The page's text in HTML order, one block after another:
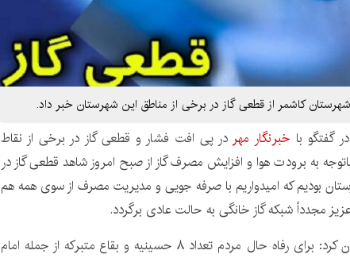
شهرستان کاشمر از قطعی گاز در برخی از مناطق این شهرستان خبر داد.
گفتگو با خبرنگار مهر در پی افت فشار و قطعی گاز در برخی از نقاط
به برودت هوا و افزایش مصرف گاز از صبح امروز شاهد قطعی گاز در
بودیم که امیدواریم با صرفه جویی و مدیریت مصرف از سوی همه هم
مجدداً شبکه گاز خانگی به ‏حالت عادی برگردد.‏
فرماندار کاشمر بیان کرد: برای رفاه حال مردم تعداد ۸ حسینیه و بقاع متبرکه از جمله امام